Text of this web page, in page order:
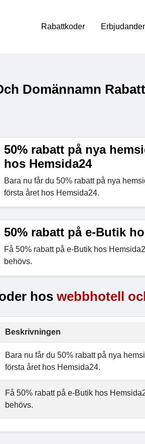
Rabattkoder
Domännamn
50% rabatt på nya
hos Hemsida24
Bara nu får du 50% rabatt på nya
första året hos Hemsida24.
50% rabatt på e-Butik
Få 50% rabatt på e-Butik hos
behövs.
hos webbhotell
Beskrivningen
Bara nu får du 50% rabatt på nya
första året hos Hemsida24.
Få 50% rabatt på e-Butik hos
behövs.